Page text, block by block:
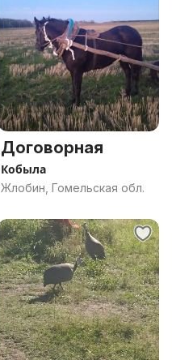
Договорная
Кобыла
Жлобин, Гомельская обл.